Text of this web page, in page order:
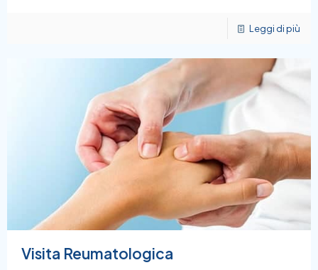
Leggi di più
Visita Reumatologica